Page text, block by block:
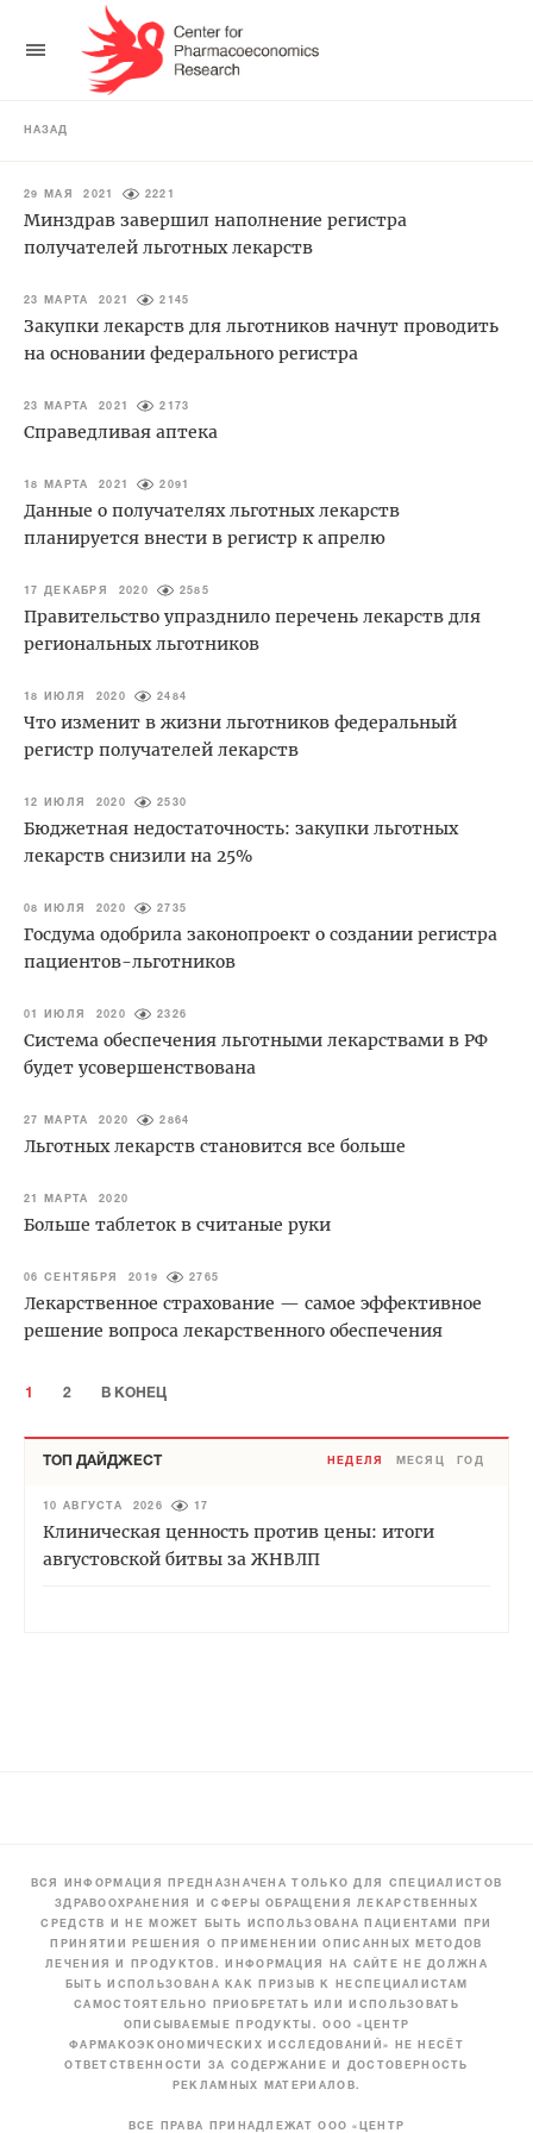
НАЗАД
29 МАЯ 2021 2221
Минздрав завершил наполнение регистра
получателей льготных лекарств
23 МАРТА 2021 2145
Закупки лекарств для льготников начнут проводить
на основании федерального регистра
23 МАРТА 2021 2173
Справедливая аптека
18 МАРТА 2021 2091
Данные о получателях льготных лекарств
планируется внести в регистр к апрелю
17 ДЕКАБРЯ 2020 2585
Правительство упразднило перечень лекарств для
региональных льготников
18 ИЮЛЯ 2020 2484
Что изменит в жизни льготников федеральный
регистр получателей лекарств
12 ИЮЛЯ 2020 2530
Бюджетная недостаточность: закупки льготных
лекарств снизили на 25%
08 ИЮЛЯ 2020 2735
Госдума одобрила законопроект о создании регистра
пациентов-льготников
01 ИЮЛЯ 2020 2326
Система обеспечения льготными лекарствами в РФ
будет усовершенствована
27 МАРТА 2020 2864
Льготных лекарств становится все больше
21 МАРТА 2020
Больше таблеток в считаные руки
06 СЕНТЯБРЯ 2019 2765
Лекарственное страхование — самое эффективное
решение вопроса лекарственного обеспечения
1 2 В КОНЕЦ
ТОП ДАЙДЖЕСТ НЕДЕЛЯ МЕСЯЦ ГОД
10 АВГУСТА 2026 17
Клиническая ценность против цены: итоги
августовской битвы за ЖНВЛП
ВСЯ ИНФОРМАЦИЯ ПРЕДНАЗНАЧЕНА ТОЛЬКО ДЛЯ СПЕЦИАЛИСТОВ
ЗДРАВООХРАНЕНИЯ И СФЕРЫ ОБРАЩЕНИЯ ЛЕКАРСТВЕННЫХ
СРЕДСТВ И НЕ МОЖЕТ БЫТЬ ИСПОЛЬЗОВАНА ПАЦИЕНТАМИ ПРИ
ПРИНЯТИИ РЕШЕНИЯ О ПРИМЕНЕНИИ ОПИСАННЫХ МЕТОДОВ
ЛЕЧЕНИЯ И ПРОДУКТОВ. ИНФОРМАЦИЯ НА САЙТЕ НЕ ДОЛЖНА
БЫТЬ ИСПОЛЬЗОВАНА КАК ПРИЗЫВ К НЕСПЕЦИАЛИСТАМ
САМОСТОЯТЕЛЬНО ПРИОБРЕТАТЬ ИЛИ ИСПОЛЬЗОВАТЬ
ОПИСЫВАЕМЫЕ ПРОДУКТЫ. ООО «ЦЕНТР
ФАРМАКОЭКОНОМИЧЕСКИХ ИССЛЕДОВАНИЙ» НЕ НЕСЁТ
ОТВЕТСТВЕННОСТИ ЗА СОДЕРЖАНИЕ И ДОСТОВЕРНОСТЬ
РЕКЛАМНЫХ МАТЕРИАЛОВ.
ВСЕ ПРАВА ПРИНАДЛЕЖАТ ООО «ЦЕНТР